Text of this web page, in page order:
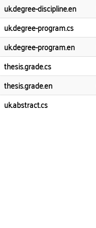
uk.degree-discipline.en
uk.degree-program.cs
uk.degree-program.en
thesis.grade.cs
thesis.grade.en
uk.abstract.cs